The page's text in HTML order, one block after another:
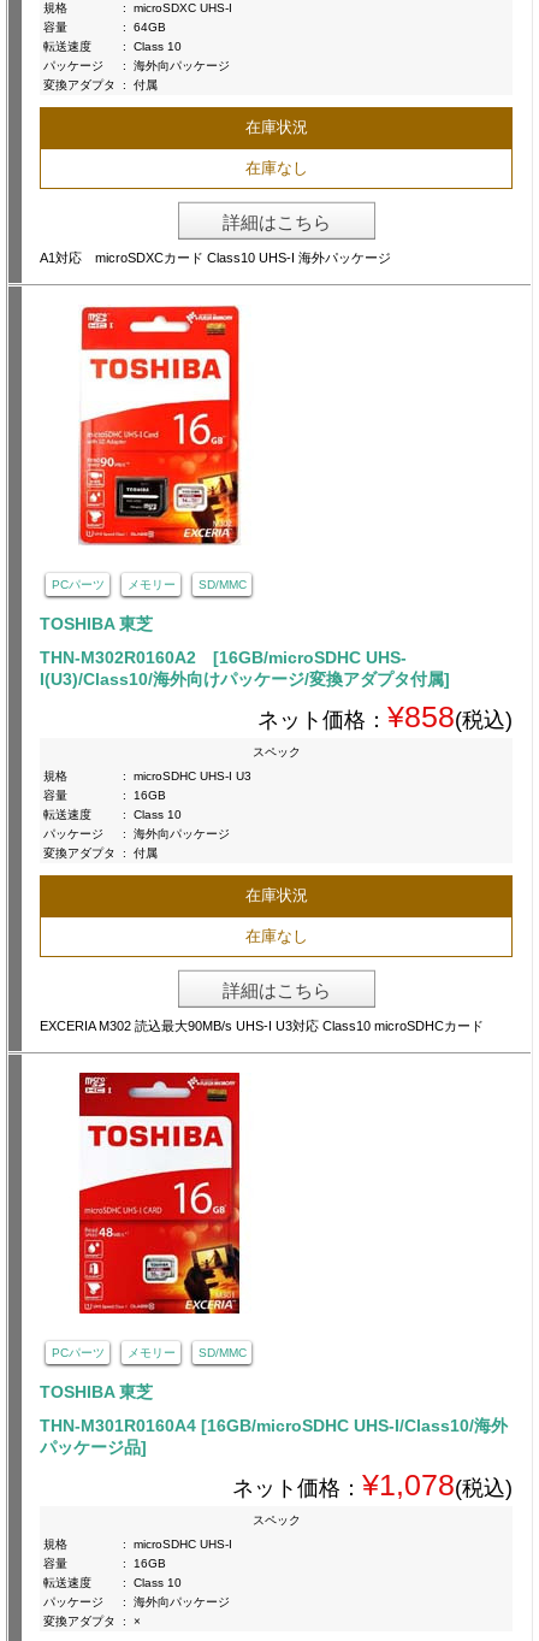
規格
:
microSDXC UHS-I
容量
:
64GB
転送速度
:
Class 10
パッケージ
:
海外向パッケージ
変換アダプタ
: 付属
在庫状況
在庫なし
詳細はこちら
A1対応 microSDXCカード Class10 UHS-I 海外パッケージ
PCパーツ メモリー SD/MMC
TOSHIBA 東芝
THN-M302R0160A2 [16GB/microSDHC UHS-
I(U3)/Class10/海外向けパッケージ/変換アダプタ付属]
ネット価格： ¥858(税込)
スペック
規格
:
microSDHC UHS-I U3
容量
:
16GB
転送速度
:
Class 10
パッケージ
:
海外向パッケージ
変換アダプタ
: 付属
在庫状況
在庫なし
詳細はこちら
EXCERIA M302 読込最大90MB/s UHS-I U3対応 Class10 microSDHCカード
PCパーツ メモリー SD/MMC
TOSHIBA 東芝
THN-M301R0160A4 [16GB/microSDHC UHS-I/Class10/海外
パッケージ品]
ネット価格： ¥1,078(税込)
スペック
規格
:
microSDHC UHS-I
容量
:
16GB
転送速度
:
Class 10
パッケージ
:
海外向パッケージ
変換アダプタ
: ×